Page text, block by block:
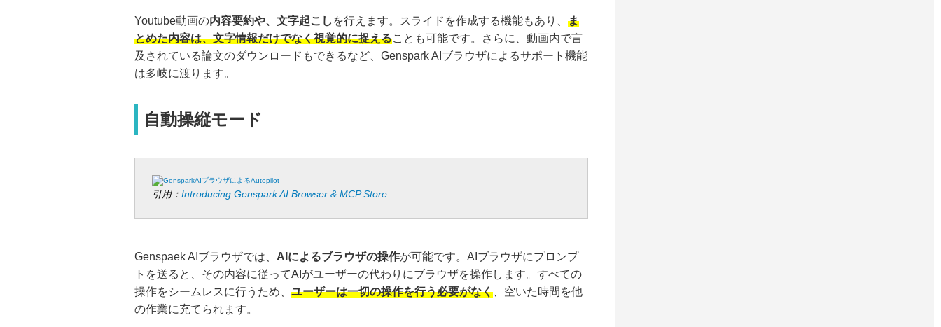
Youtube動画の内容要約や、文字起こし を行えます。スライドを作成する機能もあり、 ま
とめた内容は、文字情報だけでなく視覚的に捉えることも可能です。さらに、動画内で言
及されている論文のダウンロードもできるなど、Genspark AIブラウザによるサポート機能
は多岐に渡ります。
自動操縦モード
引用： Introducing Genspark AI Browser & MCP Store
Genspaek AIブラウザでは、 AIによるブラウザの操作が可能です。AIブラウザにプロンプ
トを送ると、その内容に従ってAIがユーザーの代わりにブラウザを操作します。すべての
操作をシームレスに行うため、 ユーザーは一切の操作を行う必要がなく 、空いた時間を他
の作業に充てられます。